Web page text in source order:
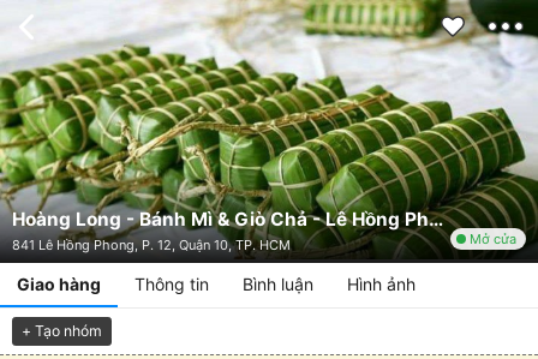
Hoàng Long - Bánh Mì & Giò Chả - Lê Hồng Phong
841 Lê Hồng Phong, P. 12, Quận 10, TP. HCM Mở cửa
Giao hàng Thông tin Bình luận Hình ảnh
+ Tạo nhóm